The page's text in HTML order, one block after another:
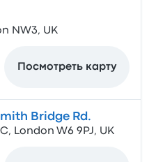
NW3, UK
Посмотреть карту
Bridge Rd.
London W6 9PJ, UK